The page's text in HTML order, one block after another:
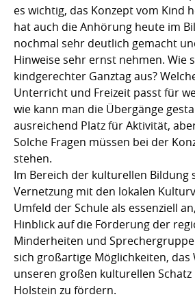
es wichtig, das Konzept vom Kind
hat auch die Anhörung heute im
nochmal sehr deutlich gemacht
Hinweise sehr ernst nehmen. Wie
kindgerechter Ganztag aus?
Unterricht und Freizeit passt für
wie kann man die Übergänge
ausreichend Platz für Aktivität,
Solche Fragen müssen bei der
stehen.
Im Bereich der kulturellen Bildung
Vernetzung mit den lokalen
Umfeld der Schule als essenziell
Hinblick auf die Förderung der
Minderheiten und
sich großartige Möglichkeiten, das
unseren großen kulturellen Schatz
Holstein zu fördern.